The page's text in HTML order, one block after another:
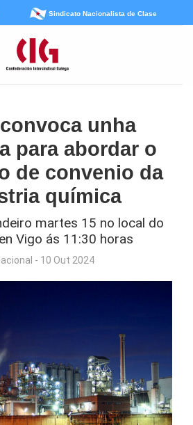
Sindicato Nacionalista de Clase
unha
para abordar o
de convenio da
química
martes 15 no local do
Vigo ás 11:30 horas
- 10 Out 2024